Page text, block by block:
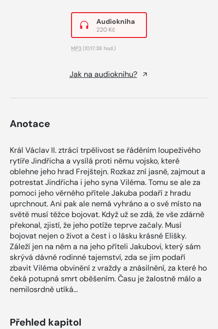
Audiokniha
220 Kč
MP3 (10:17:38 hod.)
Jak na audioknihu?
Anotace
Král Václav II. ztrácí trpělivost se řáděním loupeživého
rytíře Jindřicha a vysílá proti němu vojsko, které
oblehne jeho hrad Frejštejn. Rozkaz zní jasně, zajmout a
potrestat Jindřicha i jeho syna Viléma. Tomu se ale za
pomoci jeho věrného přítele Jakuba podaří z hradu
uprchnout. Ani pak ale nemá vyhráno a o své místo na
světě musí těžce bojovat. Když už se zdá, že vše zdárně
překonal, zjistí, že jeho potíže teprve začaly. Musí
bojovat nejen o život a čest i o lásku krásné Elišky.
Záleží jen na něm a na jeho příteli Jakubovi, který sám
skrývá dávné rodinné tajemství, zda se jim podaří
zbavit Viléma obvinění z vraždy a znásilnění, za které ho
čeká potupná smrt oběšením. Času je žalostně málo a
nemilosrdně utíká…
Přehled kapitol